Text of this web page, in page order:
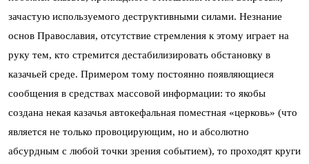
зачастую используемого деструктивными силами. Незнание
основ Православия, отсутствие стремления к этому играет на
руку тем, кто стремится дестабилизировать обстановку в
казачьей среде. Примером тому постоянно появляющиеся
сообщения в средствах массовой информации: то якобы
создана некая казачья автокефальная поместная «церковь» (что
является не только провоцирующим, но и абсолютно
абсурдным с любой точки зрения событием), то проходят круги